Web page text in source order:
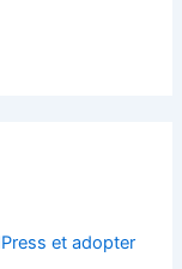
et adopter